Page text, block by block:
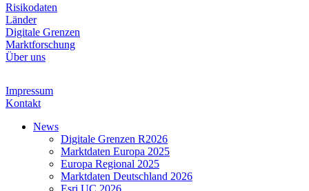
Risikodaten
Länder
Digitale Grenzen
Marktforschung
Über uns
Impressum
Kontakt
News
Digitale Grenzen R2026
Marktdaten Europa 2025
Europa Regional 2025
Marktdaten Deutschland 2026
Esri UC 2026